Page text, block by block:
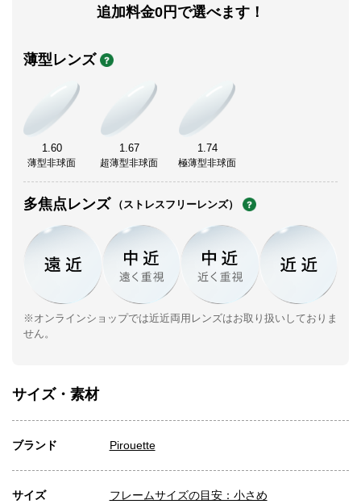
追加料金0円で選べます！
薄型レンズ
1.60
薄型非球面
1.67
超薄型非球面
1.74
極薄型非球面
多焦点レンズ （ストレスフリーレンズ）
※オンラインショップでは近近両用レンズはお取り扱いしておりま
せん。
サイズ・素材
ブランド Pirouette
サイズ
フレームサイズの目安：小さめ